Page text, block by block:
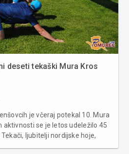
deseti tekaški Mura Kros
je včeraj potekal 10. Mura
aktivnosti se je letos udeležilo 45
ljubitelji nordijske hoje,